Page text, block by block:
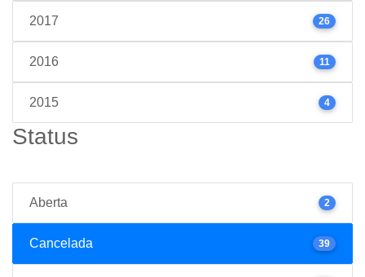
2017 26
2016 11
2015 4
Status
Aberta 2
Cancelada 39